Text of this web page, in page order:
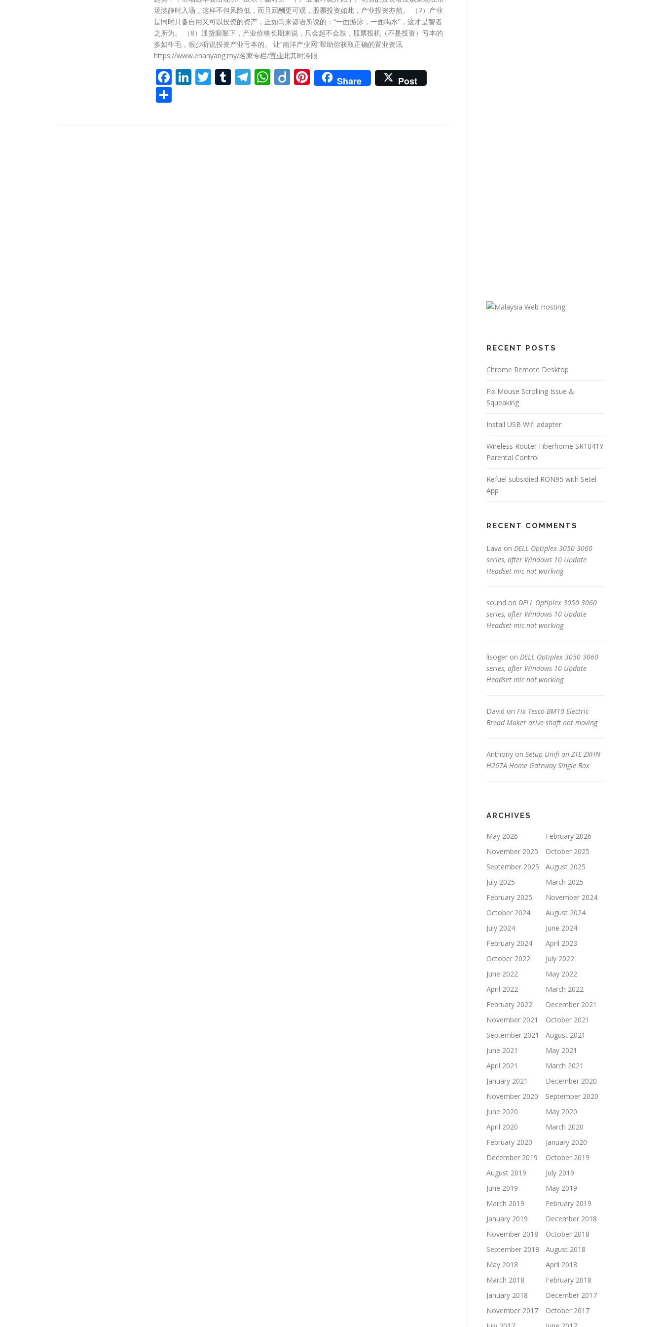
场淡静时入场，这样不但风险低，而且回酬更可观，股票投资如此，产业投资亦然。 （7）产业
是同时具备自用又可以投资的资产，正如马来谚语所说的：“一面游泳，一面喝水”，这才是智者
之所为。 （8）通货膨胀下，产业价格长期来说，只会起不会跌，股票投机（不是投资）亏本的
多如牛毛，很少听说投资产业亏本的。 让“南洋产业网”帮助你获取正确的置业资讯
https://www.enanyang.my/名家专栏/置业此其时冷眼
Facebook
LinkedIn
Twitter
Tumblr
Telegram
WhatsApp
DiigoPinterest
Share Post
RECENT POSTS
Chrome Remote Desktop
Fix Mouse Scrolling Issue &
Squeaking
Install USB Wifi adapter
Wireless Router Fiberhome SR1041Y
Parental Control
Refuel subsidied RON95 with Setel
App
RECENT COMMENTS
Lava on DELL Optiplex 3050 3060
series, after Windows 10 Update
Headset mic not working
sound on DELL Optiplex 3050 3060
series, after Windows 10 Update
Headset mic not working
lisoger on DELL Optiplex 3050 3060
series, after Windows 10 Update
Headset mic not working
David on Fix Tesco BM10 Electric
Bread Maker drive shaft not moving
Anthony on Setup Unifi on ZTE ZXHN
H267A Home Gateway Single Box
ARCHIVES
May 2026
February 2026
November 2025
October 2025
September 2025
August 2025
July 2025
March 2025
February 2025
November 2024
October 2024
August 2024
July 2024
June 2024
February 2024
April 2023
October 2022
July 2022
June 2022
May 2022
April 2022
March 2022
February 2022
December 2021
November 2021
October 2021
September 2021
August 2021
June 2021
May 2021
April 2021
March 2021
January 2021
December 2020
November 2020
September 2020
June 2020
May 2020
April 2020
March 2020
February 2020
January 2020
December 2019
October 2019
August 2019
July 2019
June 2019
May 2019
March 2019
February 2019
January 2019
December 2018
November 2018
October 2018
September 2018
August 2018
May 2018
April 2018
March 2018
February 2018
January 2018
December 2017
November 2017
October 2017